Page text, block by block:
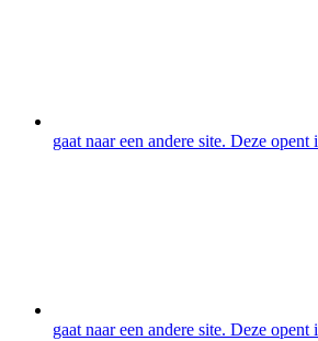
gaat naar een andere site. Deze opent
gaat naar een andere site. Deze opent